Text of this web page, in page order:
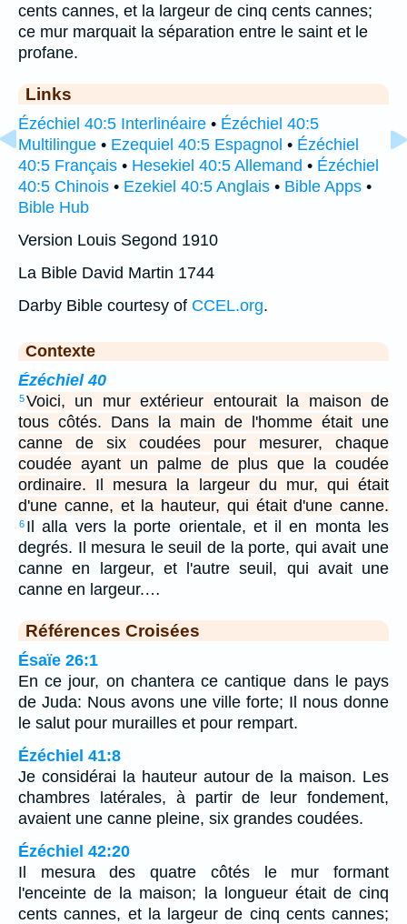
cents cannes, et la largeur de cinq cents cannes;
ce mur marquait la séparation entre le saint et le
profane.
Links
Ézéchiel 40:5 Interlinéaire • Ézéchiel 40:5
Multilingue • Ezequiel 40:5 Espagnol • Ézéchiel
40:5 Français • Hesekiel 40:5 Allemand • Ézéchiel
40:5 Chinois • Ezekiel 40:5 Anglais • Bible Apps •
Bible Hub
Version Louis Segond 1910
La Bible David Martin 1744
Darby Bible courtesy of CCEL.org.
Contexte
Ézéchiel 40
5Voici, un mur extérieur entourait la maison de
tous côtés. Dans la main de l'homme était une
canne de six coudées pour mesurer, chaque
coudée ayant un palme de plus que la coudée
ordinaire. Il mesura la largeur du mur, qui était
d'une canne, et la hauteur, qui était d'une canne.
6 Il alla vers la porte orientale, et il en monta les
degrés. Il mesura le seuil de la porte, qui avait une
canne en largeur, et l'autre seuil, qui avait une
canne en largeur.…
Références Croisées
Ésaïe 26:1
En ce jour, on chantera ce cantique dans le pays
de Juda: Nous avons une ville forte; Il nous donne
le salut pour murailles et pour rempart.
Ézéchiel 41:8
Je considérai la hauteur autour de la maison. Les
chambres latérales, à partir de leur fondement,
avaient une canne pleine, six grandes coudées.
Ézéchiel 42:20
Il mesura des quatre côtés le mur formant
l'enceinte de la maison; la longueur était de cinq
cents cannes, et la largeur de cinq cents cannes;